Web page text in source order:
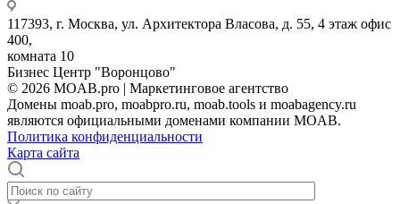
117393, г. Москва, ул. Архитектора Власова, д. 55, 4 этаж офис
400,
комната 10
Бизнес Центр "Воронцово"
© 2026 MOAB.pro | Маркетинговое агентство
Домены moab.pro, moabpro.ru, moab.tools и moabagency.ru
являются официальными доменами компании MOAB.
Политика конфиденциальности
Карта сайта